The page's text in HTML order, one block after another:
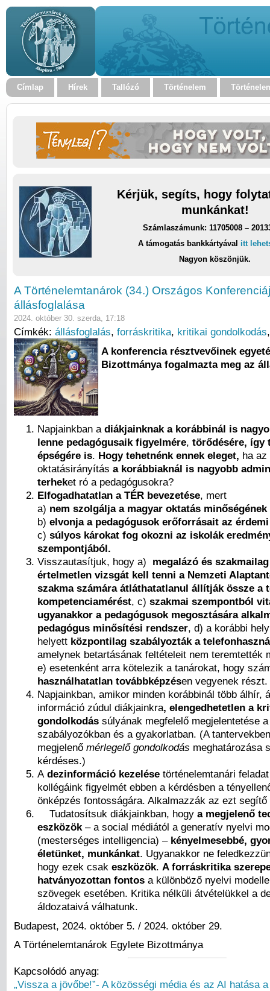
Címlap Hírek Tallózó Történelem
Kérjük, segíts, hogy
munkánkat!
Számlaszámunk: 11705008 –
A támogatás bankkártyával itt
Nagyon köszönjük.
A Történelemtanárok (34.) Országos
állásfoglalása
2024. október 30. szerda, 17:18
Címkék: állásfoglalás, forráskritika, kritikai gondolkodás
A konferencia résztvevőinek
Bizottmánya fogalmazta meg az
Napjainkban a diákjainknak a korábbinál is
lenne pedagógusaik figyelmére, törődésére, így
épségére is. Hogy tehetnénk ennek eleget, ha az
oktatásirányítás a korábbiaknál is nagyobb
terheket ró a pedagógusokra?
Elfogadhatatlan a TÉR bevezetése, mert
a) nem szolgálja a magyar oktatás minőségének
b) elvonja a pedagógusok erőforrásait az
c) súlyos károkat fog okozni az iskolák
szempontjából.
Visszautasítjuk, hogy a) megalázó és szakmailag
értelmetlen vizsgát kell tenni a Nemzeti
szakma számára átláthatatlanul állítják össze a
kompetenciamérést, c) szakmai szempontból
ugyanakkor a pedagógusok megosztására
pedagógus minősítési rendszer, d) a korábbi
helyett központilag szabályozták a
amelynek betartásának feltételeit nem teremtették
e) esetenként arra kötelezik a tanárokat, hogy
használhatatlan továbbképzésen vegyenek részt.
Napjainkban, amikor minden korábbinál több álhír,
információ zúdul diákjainkra, elengedhetetlen a
gondolkodás súlyának megfelelő megjelentetése
szabályozókban és a gyakorlatban. (A
megjelenő mérlegelő gondolkodás meghatározása
kérdéses.)
A dezinformáció kezelésetörténelemtanári
kollégáink figyelmét ebben a kérdésben a
önképzés fontosságára. Alkalmazzák az ezt
Tudatosítsuk diákjainkban, hogy a megjelenő
eszközök– a social médiától a generatív nyelvi
(mesterséges intelligencia) – kényelmesebbé,
életünket, munkánkat. Ugyanakkor ne
hogy ezek csak eszközök. A forráskritika
hatványozottan fontosa különböző nyelvi
szövegek esetében. Kritika nélküli átvételükkel a
áldozataivá válhatunk.
Budapest, 2024. október 5. / 2024. október 29.
A Történelemtanárok Egylete Bizottmánya
Kapcsolódó anyag:
„Vissza a jövőbe!”- A közösségi média és az AI hatása